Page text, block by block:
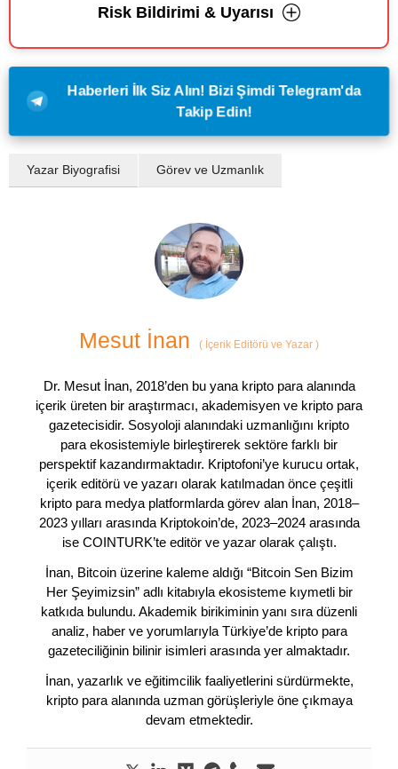
Risk Bildirimi & Uyarısı
Haberleri İlk Siz Alın! Bizi Şimdi Telegram'da
Takip Edin!
Yazar Biyografisi Görev ve Uzmanlık
Mesut İnan ( İçerik Editörü ve Yazar )
Dr. Mesut İnan, 2018’den bu yana kripto para alanında
içerik üreten bir araştırmacı, akademisyen ve kripto para
gazetecisidir. Sosyoloji alanındaki uzmanlığını kripto
para ekosistemiyle birleştirerek sektöre farklı bir
perspektif kazandırmaktadır. Kriptofoni’ye kurucu ortak,
içerik editörü ve yazarı olarak katılmadan önce çeşitli
kripto para medya platformlarda görev alan İnan, 2018–
2023 yılları arasında Kriptokoin’de, 2023–2024 arasında
ise COINTURK’te editör ve yazar olarak çalıştı.
İnan, Bitcoin üzerine kaleme aldığı “Bitcoin Sen Bizim
Her Şeyimizsin” adlı kitabıyla ekosisteme kıymetli bir
katkıda bulundu. Akademik birikiminin yanı sıra düzenli
analiz, haber ve yorumlarıyla Türkiye’de kripto para
gazeteciliğinin bilinir isimleri arasında yer almaktadır.
İnan, yazarlık ve eğitimcilik faaliyetlerini sürdürmekte,
kripto para alanında uzman görüşleriyle öne çıkmaya
devam etmektedir.